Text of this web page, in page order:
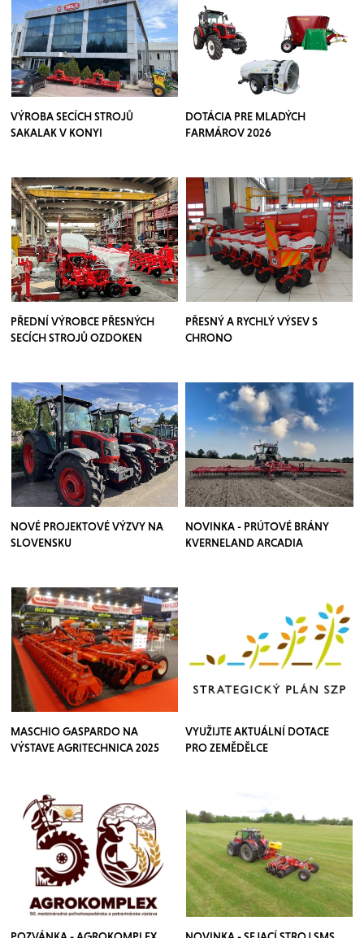
VÝROBA SECÍCH STROJŮ
SAKALAK V KONYI
DOTÁCIA PRE MLADÝCH
FARMÁROV 2026
PŘEDNÍ VÝROBCE PŘESNÝCH
SECÍCH STROJŮ OZDOKEN
PŘESNÝ A RYCHLÝ VÝSEV S
CHRONO
NOVÉ PROJEKTOVÉ VÝZVY NA
SLOVENSKU
NOVINKA - PRÚTOVÉ BRÁNY
KVERNELAND ARCADIA
MASCHIO GASPARDO NA
VÝSTAVE AGRITECHNICA 2025
VYUŽIJTE AKTUÁLNÍ DOTACE
PRO ZEMĚDĚLCE